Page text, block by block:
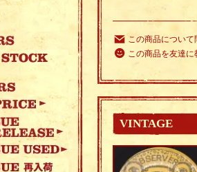
この商品について
この商品を友達に
VINTAGE